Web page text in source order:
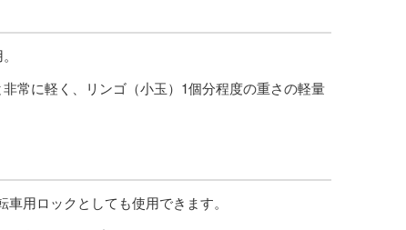
常に軽く、リンゴ（小玉）1個分程度の重さの軽量
用ロックとしても使用できます。